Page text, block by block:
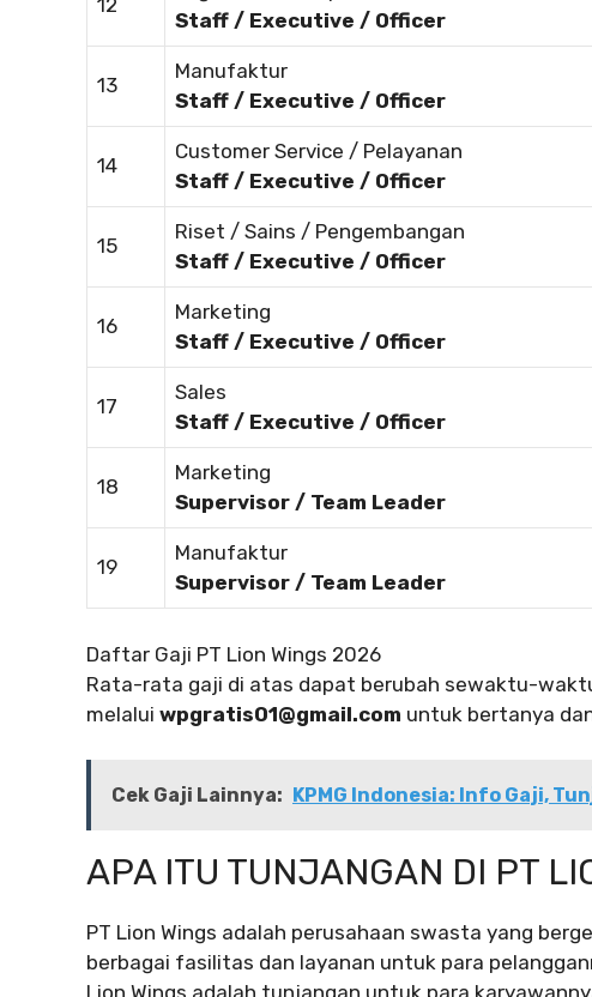
12
Staff / Executive / Officer
13
Manufaktur
Staff / Executive / Officer
14
Customer Service / Pelayanan
Staff / Executive / Officer
15
Riset / Sains / Pengembangan
Staff / Executive / Officer
16
Marketing
Staff / Executive / Officer
17
Sales
Staff / Executive / Officer
18
Marketing
Supervisor / Team Leader
19
Manufaktur
Supervisor / Team Leader
Daftar Gaji PT Lion Wings 2026
Rata-rata gaji di atas dapat berubah sewaktu-
melalui wpgratis01@gmail.com untuk bertanya
Cek Gaji Lainnya: KPMG Indonesia: Info Gaji,
APA ITU TUNJANGAN DI PT
PT Lion Wings adalah perusahaan swasta yang
berbagai fasilitas dan layanan untuk para